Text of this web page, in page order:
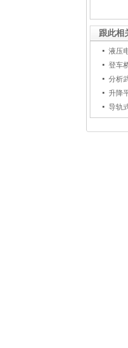
跟此相
液压
登车
分析
升降
导轨